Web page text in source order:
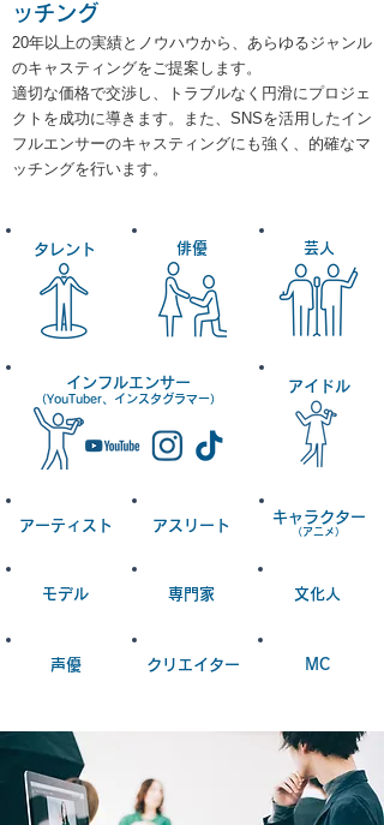
ッチング
20年以上の実績とノウハウから、あらゆるジャンル
のキャスティングをご提案します。
適切な価格で交渉し、トラブルなく円滑にプロジェ
クトを成功に導きます。また、SNSを活用したイン
フルエンサーのキャスティングにも強く、的確なマ
ッチングを行います。
​タレント ​俳優 ​芸人
​インフルエンサー
​（YouTuber、インスタグラマー）
​アイドル
アーティスト アスリート
キャラクター
​（アニメ）
モデル 専門家 文化人
声優 クリエイター MC